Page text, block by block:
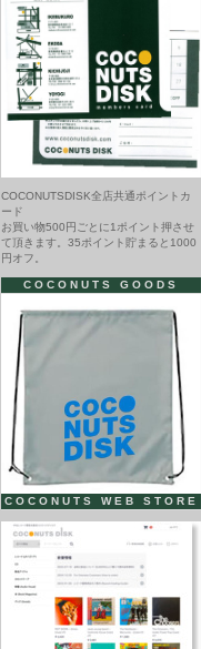
COCONUTSDISK全店共通ポイントカ
ード
お買い物500円ごとに1ポイント押させ
て頂きます。35ポイント貯まると1000
円オフ。
COCONUTS GOODS
COCONUTS WEB STORE